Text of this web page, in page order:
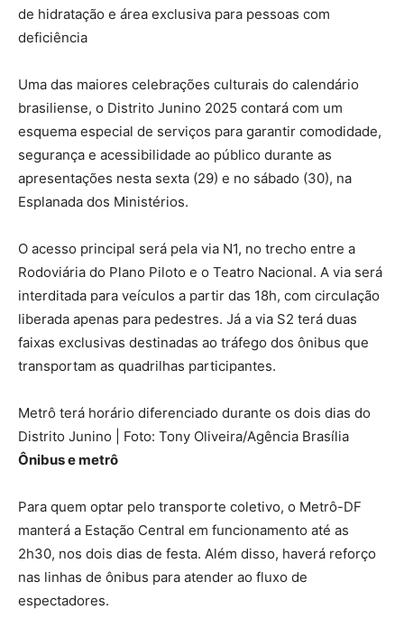
de hidratação e área exclusiva para pessoas com
deficiência
Uma das maiores celebrações culturais do calendário
brasiliense, o Distrito Junino 2025 contará com um
esquema especial de serviços para garantir comodidade,
segurança e acessibilidade ao público durante as
apresentações nesta sexta (29) e no sábado (30), na
Esplanada dos Ministérios.
O acesso principal será pela via N1, no trecho entre a
Rodoviária do Plano Piloto e o Teatro Nacional. A via será
interditada para veículos a partir das 18h, com circulação
liberada apenas para pedestres. Já a via S2 terá duas
faixas exclusivas destinadas ao tráfego dos ônibus que
transportam as quadrilhas participantes.
Metrô terá horário diferenciado durante os dois dias do
Distrito Junino | Foto: Tony Oliveira/Agência Brasília
Ônibus e metrô
Para quem optar pelo transporte coletivo, o Metrô-DF
manterá a Estação Central em funcionamento até as
2h30, nos dois dias de festa. Além disso, haverá reforço
nas linhas de ônibus para atender ao fluxo de
espectadores.